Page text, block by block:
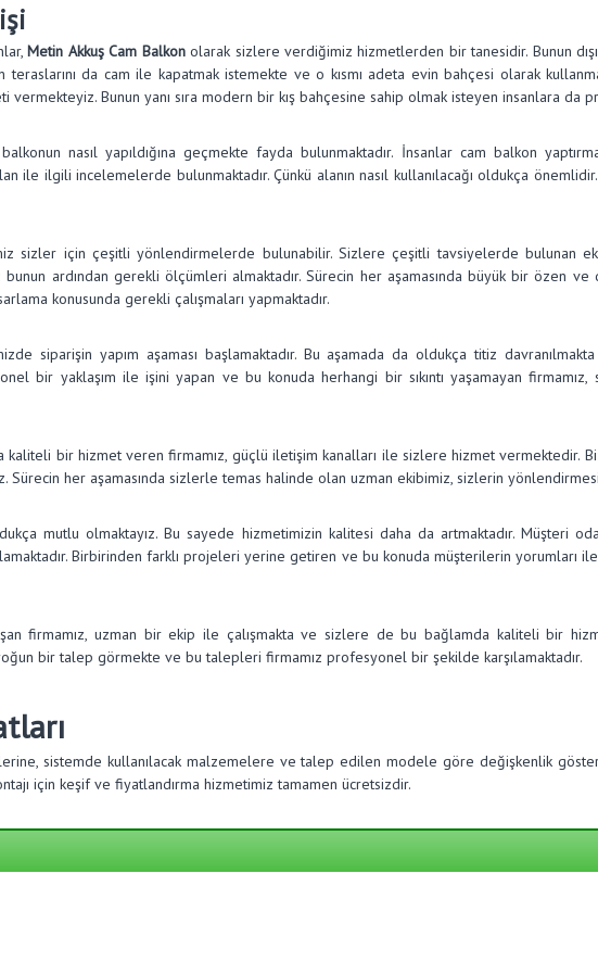
Metin Akkuş Cam Balkonolarak sizlere verdiğimiz hizmetlerden bir tanesidir. Bunun
da cam ile kapatmak istemekte ve o kısmı adeta evin bahçesi olarak
vermekteyiz. Bunun yanı sıra modern bir kış bahçesine sahip olmak isteyen insanlara
nasıl yapıldığına geçmekte fayda bulunmaktadır. İnsanlar cam balkon
ile ilgili incelemelerde bulunmaktadır. Çünkü alanın nasıl kullanılacağı oldukça
sizler için çeşitli yönlendirmelerde bulunabilir. Sizlere çeşitli tavsiyelerde bulunan
ardından gerekli ölçümleri almaktadır. Sürecin her aşamasında büyük bir özen
konusunda gerekli çalışmaları yapmaktadır.
siparişin yapım aşaması başlamaktadır. Bu aşamada da oldukça titiz
bir yaklaşım ile işini yapan ve bu konuda herhangi bir sıkıntı yaşamayan
kaliteli bir hizmet veren firmamız, güçlü iletişim kanalları ile sizlere hizmet vermektedir.
her aşamasında sizlerle temas halinde olan uzman ekibimiz, sizlerin
mutlu olmaktayız. Bu sayede hizmetimizin kalitesi daha da artmaktadır. Müşteri
Birbirinden farklı projeleri yerine getiren ve bu konuda müşterilerin yorumları
firmamız, uzman bir ekip ile çalışmakta ve sizlere de bu bağlamda kaliteli bir
bir talep görmekte ve bu talepleri firmamız profesyonel bir şekilde karşılamaktadır.
sistemde kullanılacak malzemelere ve talep edilen modele göre değişkenlik
için keşif ve fiyatlandırma hizmetimiz tamamen ücretsizdir.